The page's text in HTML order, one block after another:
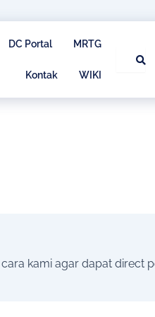
DC Portal MRTG
Kontak WIKI